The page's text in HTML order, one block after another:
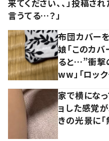
来てください、、」投稿さ
言うてる…？」
布団カバー
娘「このカバ
ると…”衝撃
ww」「ロッ
家で横にな
ョした感覚が
きの光景に「